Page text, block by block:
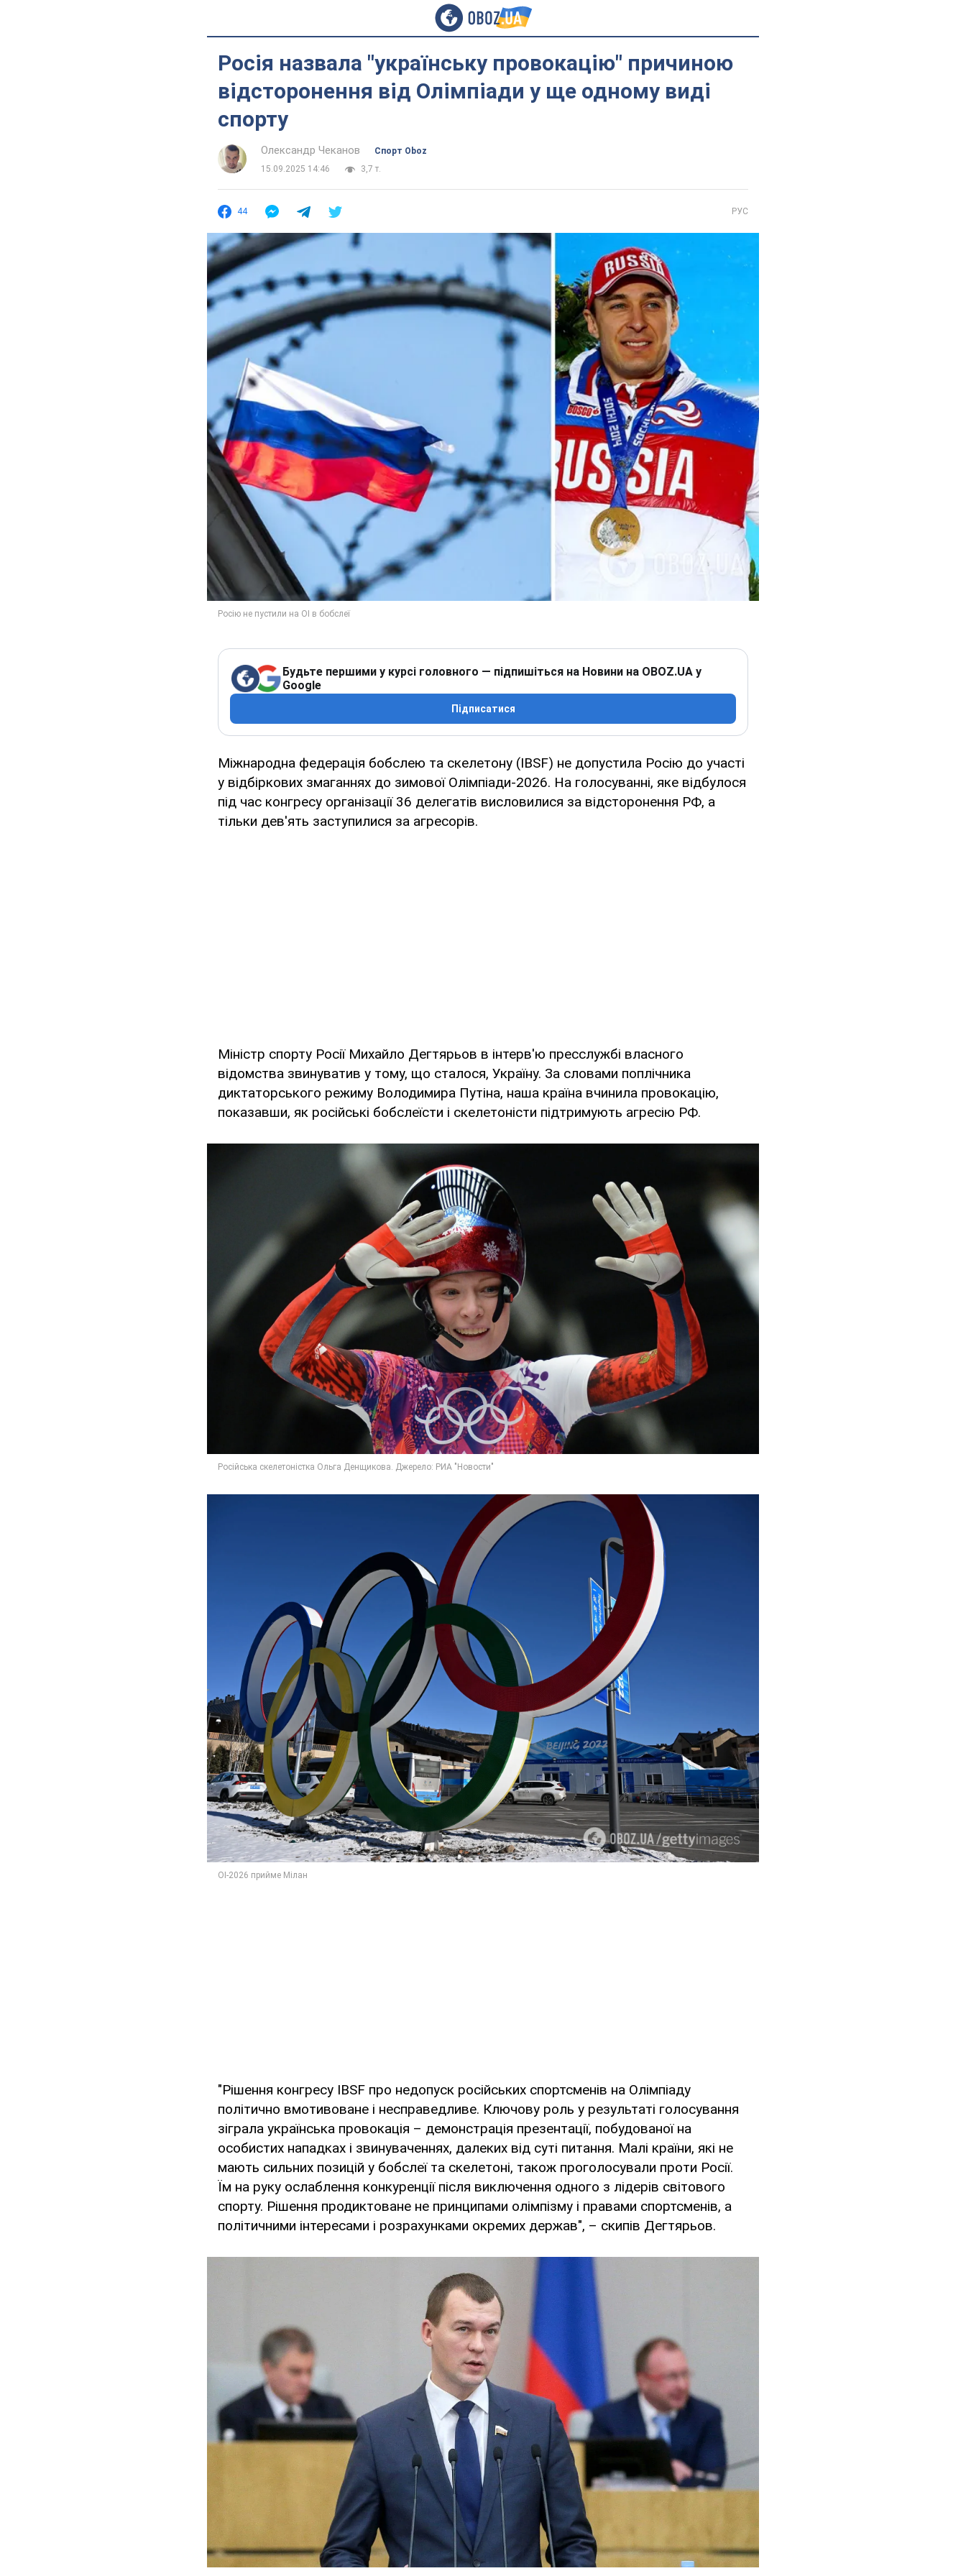
Росія назвала "українську провокацію" причиною
відсторонення від Олімпіади у ще одному виді
спорту
Олександр Чеканов
Спорт Oboz
15.09.2025 14:46
3,7 т.
44 РУС
Будьте першими у курсі головного — підпишіться на Новини на OBOZ.UA у
Google
Підписатися
Міжнародна федерація бобслею та скелетону (IBSF) не допустила Росію до участі
у відбіркових змаганнях до зимової Олімпіади-2026. На голосуванні, яке відбулося
під час конгресу організації 36 делегатів висловилися за відсторонення РФ, а
тільки дев'ять заступилися за агресорів.
Міністр спорту Росії Михайло Дегтярьов в інтерв'ю пресслужбі власного
відомства звинуватив у тому, що сталося, Україну. За словами поплічника
диктаторського режиму Володимира Путіна, наша країна вчинила провокацію,
показавши, як російські бобслеїсти і скелетоністи підтримують агресію РФ.
"Рішення конгресу IBSF про недопуск російських спортсменів на Олімпіаду
політично вмотивоване і несправедливе. Ключову роль у результаті голосування
зіграла українська провокація – демонстрація презентації, побудованої на
особистих нападках і звинуваченнях, далеких від суті питання. Малі країни, які не
мають сильних позицій у бобслеї та скелетоні, також проголосували проти Росії.
Їм на руку ослаблення конкуренції після виключення одного з лідерів світового
спорту. Рішення продиктоване не принципами олімпізму і правами спортсменів, а
політичними інтересами і розрахунками окремих держав", – скипів Дегтярьов.